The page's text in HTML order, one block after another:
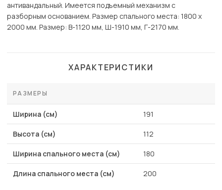
антивандальный. Имеется подъемный механизм с
разборным основанием. Размер спального места: 1800 х
2000 мм. Размер: В-1120 мм, Ш-1910 мм, Г-2170 мм.
ХАРАКТЕРИСТИКИ
РАЗМЕРЫ
Ширина (см) 191
Высота (см) 112
Ширина спального места (см) 180
Длина спального места (см) 200